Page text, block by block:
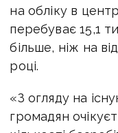
на обліку в
перебуває 15,1
більше, ніж на
році.
«З огляду на
громадян